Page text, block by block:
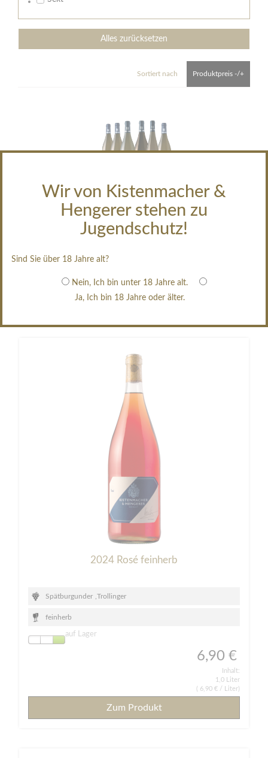
Wir von Kistenmacher &
Hengerer stehen zu
Jugendschutz!
Sind Sie über 18 Jahre alt?
Nein, Ich bin unter 18 Jahre alt.
Ja, Ich bin 18 Jahre oder älter.
Alles zurücksetzen
Sortiert nach Produktpreis -/+
Sommerpaket 2026
64,90 €
(14,42€ / Liter)
Zum Angebot
2024 Rosé feinherb
Spätburgunder Trollinger
feinherb
auf Lager
6,90 €
Inhalt:
1,0 Liter
6,90 € / Liter)
Zum Produkt